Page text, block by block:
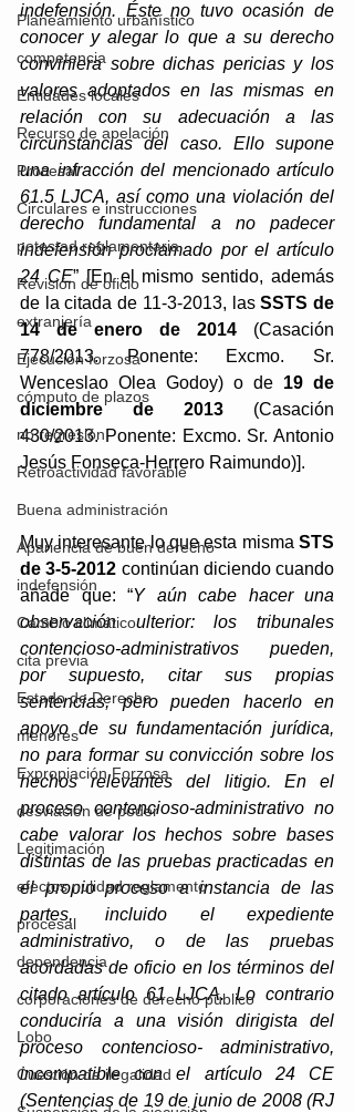
Planeamiento urbanístico
competencia
Entidades locales
Recurso de apelación
Procesal
Circulares e instrucciones
potestad reglamentaria
Revisión de oficio
extranjería
Ejecución forzosa
cómputo de plazos
no regresión
Retroactividad favorable
Buena administración
Apariencia de buen derecho
indefensión
Cambio climático
cita previa
Estado de Derecho
menores
Expropiación Forzosa
desviación de poder
Legitimación
efectos nulidad reglamento
procesal
dependencia
corporaciones de derecho público
Lobo
Cuestión de ilegalidad
indefensión. Éste no tuvo ocasión de
conocer y alegar lo que a su derecho
conviniera sobre dichas pericias y los
valores adoptados en las mismas en
relación con su adecuación a las
circunstancias del caso. Ello supone
una infracción del mencionado artículo
61.5 LJCA, así como una violación del
derecho fundamental a no padecer
indefensión proclamado por el artículo
24 CE” [En el mismo sentido, además
de la citada de 11-3-2013, las SSTS de
14 de enero de 2014 (Casación
778/2013. Ponente: Excmo. Sr.
Wenceslao Olea Godoy) o de 19 de
diciembre de 2013 (Casación
430/2013. Ponente: Excmo. Sr. Antonio
Jesús Fonseca-Herrero Raimundo)].
Muy interesante lo que esta misma STS
de 3-5-2012 continúan diciendo cuando
añade que: “Y aún cabe hacer una
observación ulterior: los tribunales
contencioso-administrativos pueden,
por supuesto, citar sus propias
sentencias; pero pueden hacerlo en
apoyo de su fundamentación jurídica,
no para formar su convicción sobre los
hechos relevantes del litigio. En el
proceso contencioso-administrativo no
cabe valorar los hechos sobre bases
distintas de las pruebas practicadas en
el propio proceso a instancia de las
partes, incluido el expediente
administrativo, o de las pruebas
acordadas de oficio en los términos del
citado artículo 61 LJCA. Lo contrario
conduciría a una visión dirigista del
proceso contencioso- administrativo,
incompatible con el artículo 24 CE
(Sentencias de 19 de junio de 2008 (RJ